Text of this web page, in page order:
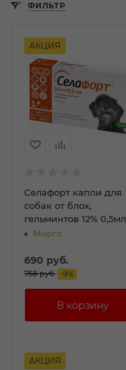
ФИЛЬТР
АКЦИЯ
Селафорт капли для
собак от блох,
гельминтов 12% 0,5мл
(60мг 5.1кг-10кг №1)
Много
690 руб.
758руб. -9%
АКЦИЯ